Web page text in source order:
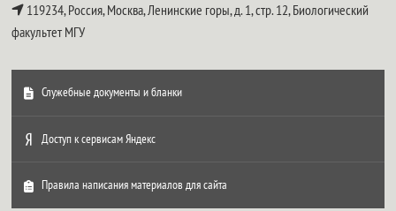
119234, Россия, Москва, Ленинские горы, д. 1, стр. 12,Биологический
факультет МГУ
Служебные документы и бланки
Доступ к сервисам Яндекс
Правила написания материалов для сайта